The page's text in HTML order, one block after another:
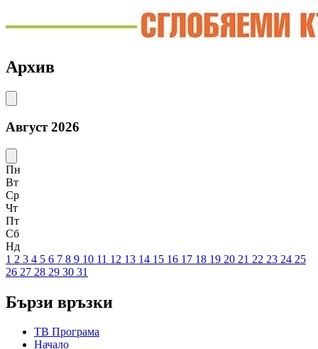
Архив
Август 2026
Пн
Вт
Ср
Чт
Пт
Сб
Нд
1 2 3 4 5 6 7 8 9 10 11 12 13 14 15 16 17 18 19 20 21 22 23 24 25
26 27 28 29 30 31
Бързи връзки
ТВ Програма
Начало